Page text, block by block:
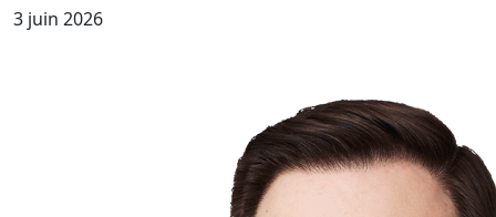
3 juin 2026